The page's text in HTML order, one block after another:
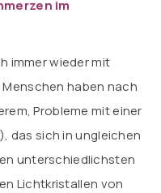
im
immer wieder mit
haben nach
Probleme mit einer
das sich in ungleichen
unterschiedlichsten
Lichtkristallen von